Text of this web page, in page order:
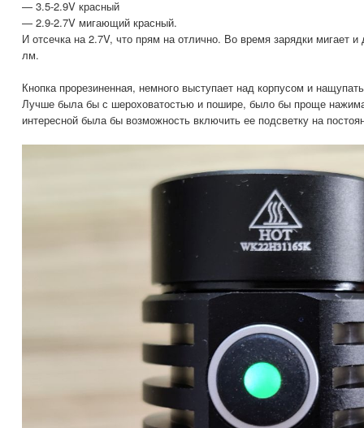
— 3.5-2.9V красный
— 2.9-2.7V мигающий красный.
И отсечка на 2.7V, что прям на отлично. Во время зарядки мигает
лм.
Кнопка прорезиненная, немного выступает над корпусом и
Лучше была бы с шероховатостью и пошире, было бы проще
интересной была бы возможность включить ее подсветку на